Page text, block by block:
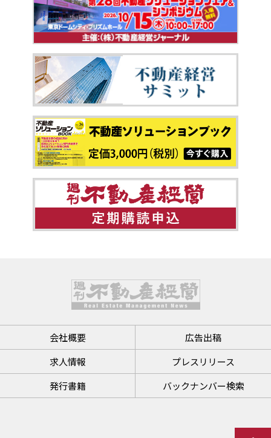
会社概要
広告出稿
求人情報
プレスリリース
発行書籍
バックナンバー検索